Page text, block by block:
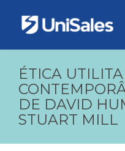
ÉTICA
DE DAVID
STUART MILL